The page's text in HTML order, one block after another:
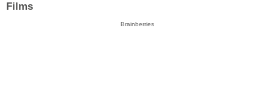
Films
Brainberries